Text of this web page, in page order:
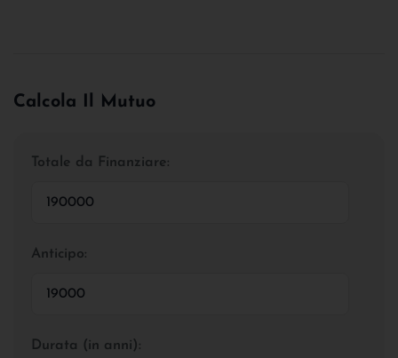
Calcola Il Mutuo
Totale da Finanziare:
Anticipo:
Durata (in anni):